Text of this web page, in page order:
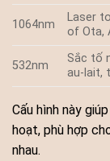
1064nm
Laser
of Ota,
532nm
Sắc tố
au-lait,
Cấu hình này
hoạt, phù hợp
nhau.